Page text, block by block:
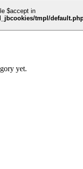
$accept in
tmpl/
yet.